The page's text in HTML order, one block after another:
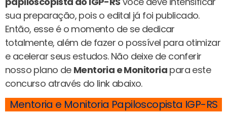
sua preparação, pois o edital já foi publicado.
Então, esse é o momento de se dedicar
totalmente, além de fazer o possível para otimizar
e acelerar seus estudos. Não deixe de conferir
nosso plano de Mentoria e Monitoria para este
concurso através do link abaixo.
Mentoria e Monitoria Papiloscopista IGP-RS